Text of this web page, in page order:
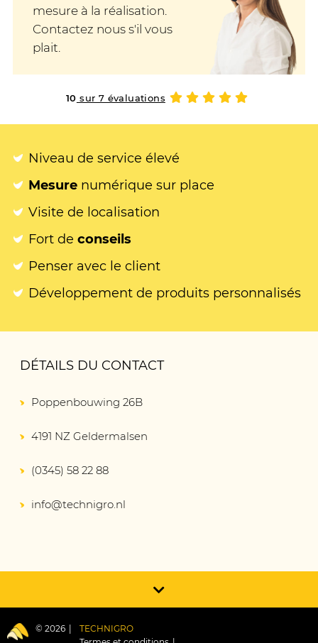
mesure à la réalisation.
Contactez nous s'il vous
plait.
10 sur 7 évaluations
Niveau de service élevé
Mesure numérique sur place
Visite de localisation
Fort de conseils
Penser avec le client
Développement de produits personnalisés
DÉTAILS DU CONTACT
Poppenbouwing 26B
4191 NZ Geldermalsen
(0345) 58 22 88
info@technigro.nl
© 2026
TECHNIGRO